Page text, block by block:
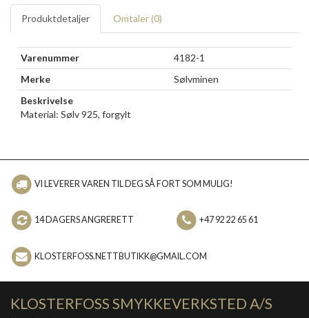
Produktdetaljer Omtaler (0)
Varenummer
4182-1
Merke
Sølvminen
Beskrivelse
Material: Sølv 925, forgylt
VI LEVERER VAREN TIL DEG SÅ FORT SOM MULIG!
14 DAGERS ANGRERETT +47 92 22 65 61
KLOSTERFOSS.NETTBUTIKK@GMAIL.COM
KLOSTERFOSS SMYKKEVERKSTED A/S